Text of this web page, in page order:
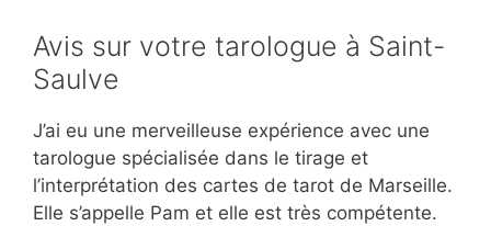
Avis sur votre tarologue à Saint-
Saulve
J’ai eu une merveilleuse expérience avec une
tarologue spécialisée dans le tirage et
l’interprétation des cartes de tarot de Marseille.
Elle s’appelle Pam et elle est très compétente.